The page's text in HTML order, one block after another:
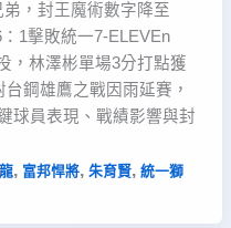
弟，封王魔術數字降至
1擊敗統一7-ELEVEn
，林澤彬單場3分打點獲
鋼雄鷹之戰因雨延賽，
球員表現、戰績影響與封
, 富邦悍將, 朱育賢, 統一獅